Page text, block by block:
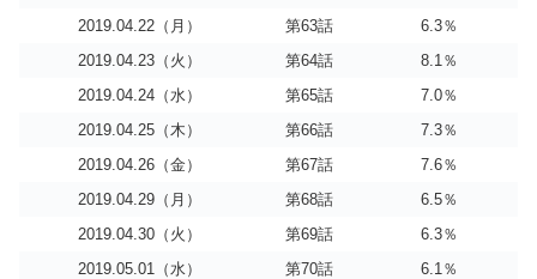
2019.04.22（月） 第63話
6.3％
2019.04.23（火）
第64話
8.1％
2019.04.24（水）
第65話
7.0％
2019.04.25（木）
第66話
7.3％
2019.04.26（金）
第67話
7.6％
2019.04.29（月）
第68話
6.5％
2019.04.30（火）
第69話
6.3％
2019.05.01（水）
第70話
6.1％